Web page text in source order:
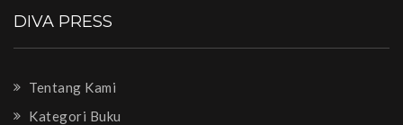
DIVA PRESS
Tentang Kami
Kategori Buku